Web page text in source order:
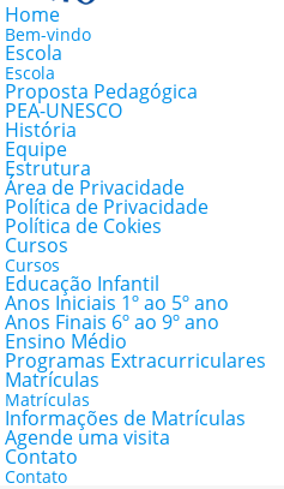
Home
Bem-vindo
Escola
Escola
Proposta Pedagógica
PEA-UNESCO
História
Equipe
Estrutura
Área de Privacidade
Política de Privacidade
Política de Cokies
Cursos
Cursos
Educação Infantil
Anos Iniciais 1º ao 5º ano
Anos Finais 6º ao 9º ano
Ensino Médio
Programas Extracurriculares
Matrículas
Matrículas
Informações de Matrículas
Agende uma visita
Contato
Contato